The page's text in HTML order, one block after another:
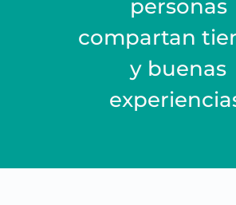
personas
compartan
y buenas